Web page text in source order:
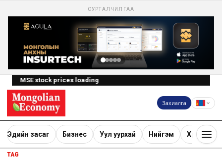
СУРТАЛЧИЛГАА
MSE stock prices loading
Захиалга
Эдийн засаг Бизнес Уул уурхай Нийгэм Хөрөнгө
TAG